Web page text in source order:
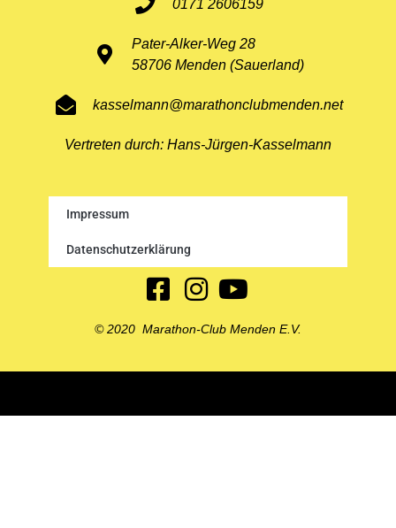
0171 2606159
Pater-Alker-Weg 28
58706 Menden (Sauerland)
kasselmann@marathonclubmenden.net
Vertreten durch: Hans-Jürgen-Kasselmann
Impressum
Datenschutzerklärung
© 2020 Marathon-Club Menden E.V.